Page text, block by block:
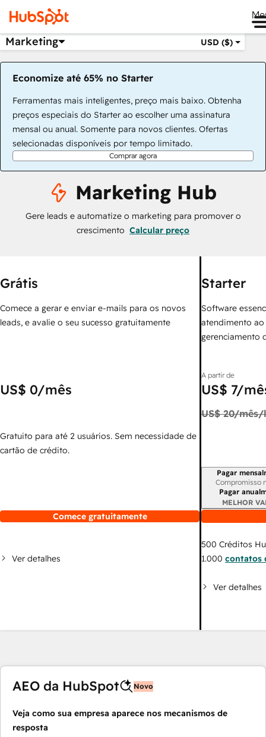
Marketing USD ($)
Economize até 65% no Starter
Ferramentas mais inteligentes, preço mais baixo. Obtenha
preços especiais do Starter ao escolher uma assinatura
mensal ou anual. Somente para novos clientes. Ofertas
selecionadas disponíveis por tempo limitado.
Comprar agora
Marketing Hub
Gere leads e automatize o marketing para promover o
crescimento Calcular preço
Grátis
Comece a gerar e enviar e-mails para os novos
leads, e avalie o seu sucesso gratuitamente
US$ 0/mês
Gratuito para até 2 usuários. Sem necessidade de
cartão de crédito.
Comece gratuitamente
Ver detalhes
Starter
Software
atendimento
gerenciamento
A partir de
US$ 7/
US$ 20/mês/
Período de
Pagar
Compromisso
Pagar
MELHOR
500 Créditos
1.000 contatos
Ver detalhes
AEO da HubSpot Novo
Veja como sua empresa aparece nos mecanismos de
resposta